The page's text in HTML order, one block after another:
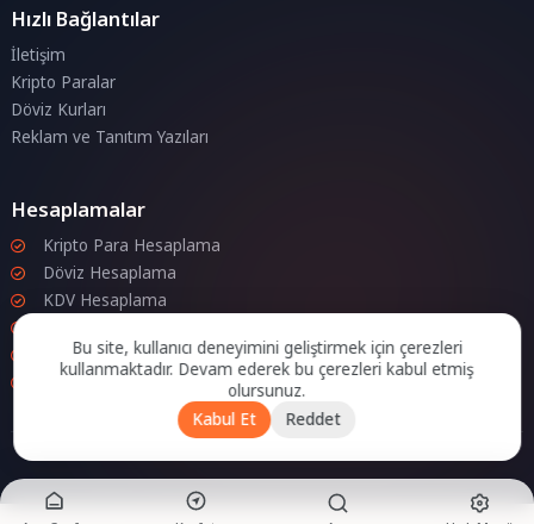
Hızlı Bağlantılar
İletişim
Kripto Paralar
Döviz Kurları
Reklam ve Tanıtım Yazıları
Hesaplamalar
Kripto Para Hesaplama
Döviz Hesaplama
KDV Hesaplama
Zam Hesaplama
Bu site, kullanıcı deneyimini geliştirmek için çerezleri
kullanmaktadır. Devam ederek bu çerezleri kabul etmiş
olursunuz.
Kabul Et
Reddet